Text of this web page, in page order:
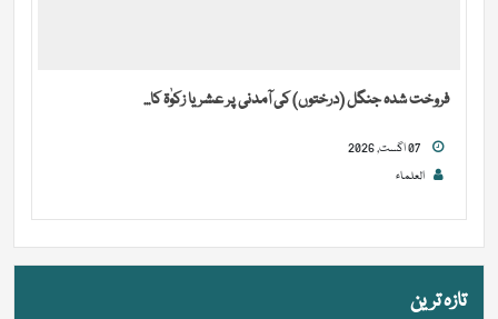
فروخت شدہ جنگل (درختوں) کی آمدنی پر عشر یا زکوٰۃ کا...
العلماء
تازہ ترین